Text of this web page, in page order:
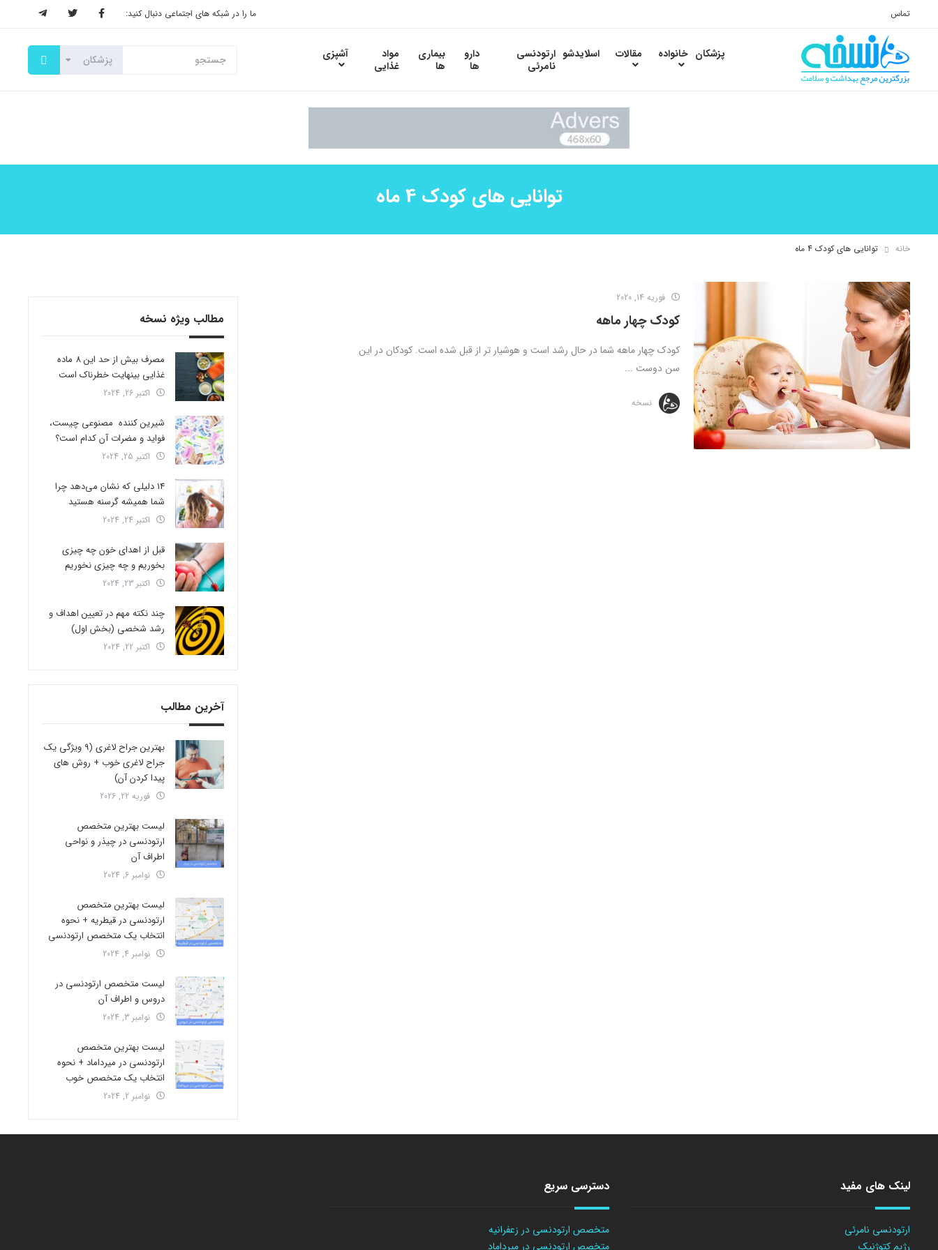
تماس ما را در شبکه های اجتماعی دنبال کنید:
پزشکان خانواده مقالات اسلایدشو ارتودنسی
نامرئی
دارو
ها
بیماری
ها
مواد
غذایی
آشپزی
توانایی های کودک 4 ماه
خانه توانایی های کودک 4 ماه
فوریه 14, 2020
کودک چهار ماهه
کودک چهار ماهه شما در حال رشد است و هوشیار تر از قبل شده است. کودکان در این
سن دوست ...
نسخه
مطالب ویژه نسخه
مصرف بیش از حد این 8 ماده
غذایی بینهایت خطرناک است
اکتبر 26, 2024
شیرین کننده مصنوعی چیست،
فواید و مضرات آن کدام است؟
اکتبر 25, 2024
14 دلیلی که نشان می‌دهد چرا
شما همیشه گرسنه هستید
اکتبر 24, 2024
قبل از اهدای خون چه چیزی
بخوریم و چه چیزی نخوریم
اکتبر 23, 2024
چند نکته مهم در تعیین اهداف و
رشد شخصی (بخش اول)
اکتبر 22, 2024
آخرین مطالب
بهترین جراح لاغری (9 ویژگی یک
جراح لاغری خوب + روش های
پیدا کردن آن)
فوریه 22, 2026
لیست بهترین متخصص
ارتودنسی در چیذر و نواحی
اطراف آن
نوامبر 6, 2024
لیست بهترین متخصص
ارتودنسی در قیطریه + نحوه
انتخاب یک متخصص ارتودنسی
نوامبر 4, 2024
لیست متخصص ارتودنسی در
دروس و اطراف آن
نوامبر 3, 2024
لیست بهترین متخصص
ارتودنسی در میرداماد + نحوه
انتخاب یک متخصص خوب
نوامبر 2, 2024
لینک های مفید
ارتودنسی نامرئی
رژیم کتوژنیک
دسترسی سریع
متخصص ارتودنسی در زعفرانیه
متخصص ارتودنسی در میرداماد